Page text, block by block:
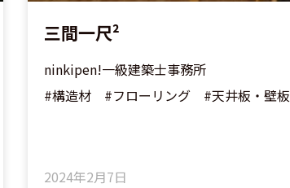
三間一尺²
ninkipen!一級建築士事務所
#構造材 #フローリング #天井板・壁板
2024年2月7日